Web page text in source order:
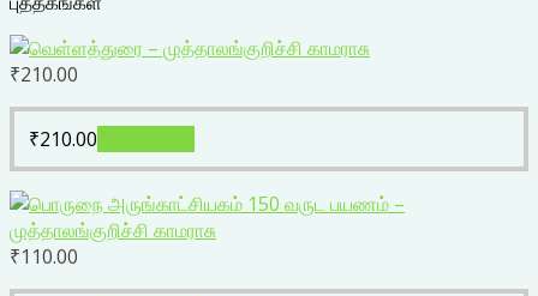
₹210.00
₹210.00
₹110.00